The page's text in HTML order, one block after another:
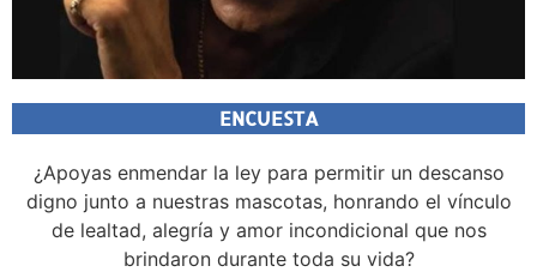
ENCUESTA
¿Apoyas enmendar la ley para permitir un descanso
digno junto a nuestras mascotas, honrando el vínculo
de lealtad, alegría y amor incondicional que nos
brindaron durante toda su vida?